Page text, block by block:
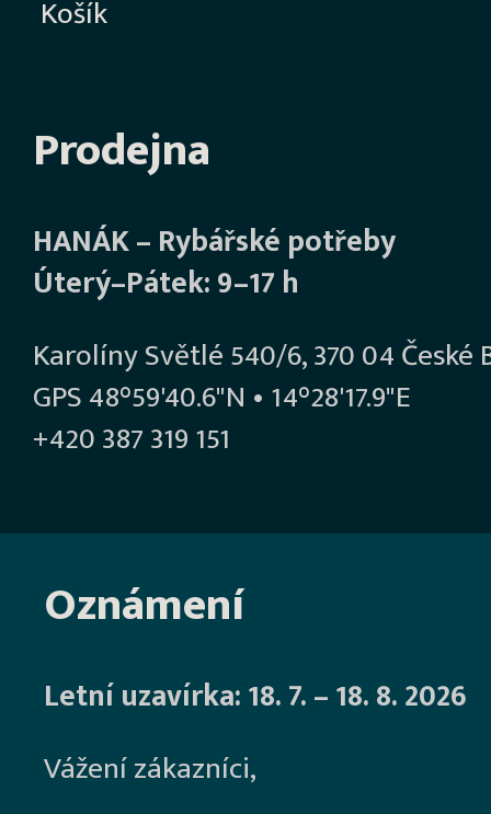
Košík
Prodejna
HANÁK – Rybářské potřeby
Úterý–Pátek: 9–17 h
Karolíny Světlé 540/6, 370 04 České
GPS 48°59'40.6"N • 14°28'17.9"E
+420 387 319 151
Oznámení
Letní uzavírka: 18. 7. – 18. 8. 2026
Vážení zákazníci,